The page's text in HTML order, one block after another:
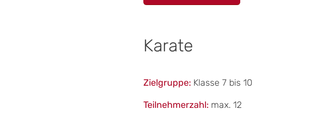
Karate
Zielgruppe: Klasse 7 bis 10
Teilnehmerzahl: max. 12